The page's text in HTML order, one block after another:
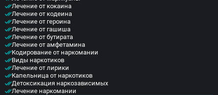
Лечение от кокаина
Лечение от кодеина
Лечение от героина
Лечение от гашиша
Лечение от бутирата
Лечение от амфетамина
Кодирование от наркомании
Виды наркотиков
Лечение от лирики
Капельница от наркотиков
Детоксикация наркозависимых
Лечение наркомании